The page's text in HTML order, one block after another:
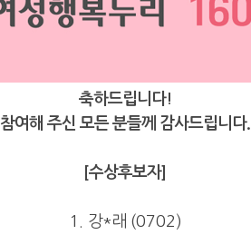
축하드립니다!
참여해 주신 모든 분들께 감사드립니다.
[수상후보자]
1. 강*래 (0702)